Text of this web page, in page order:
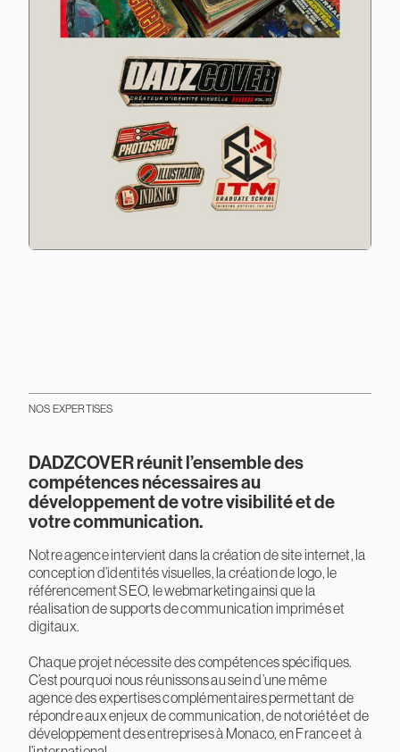
NOS EXPERTISES
DADZCOVER réunit l’ensemble des
compétences nécessaires au
développement de votre visibilité et de
votre communication.
Notre agence intervient dans la création de site internet, la
conception d’identités visuelles, la création de logo, le
référencement SEO, le webmarketing ainsi que la
réalisation de supports de communication imprimés et
digitaux.
Chaque projet nécessite des compétences spécifiques.
C’est pourquoi nous réunissons au sein d’une même
agence des expertises complémentaires permettant de
répondre aux enjeux de communication, de notoriété et de
développement des entreprises à Monaco, en France et à